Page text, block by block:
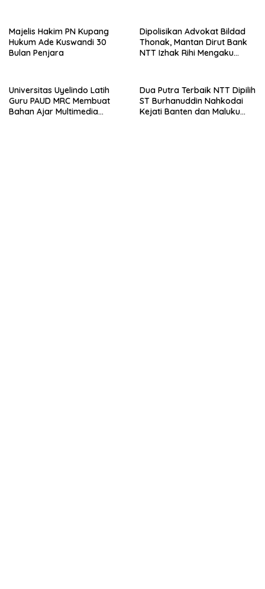
Majelis Hakim PN Kupang
Hukum Ade Kuswandi 30
Bulan Penjara
Dipolisikan Advokat Bildad
Thonak, Mantan Dirut Bank
NTT Izhak Rihi Mengaku
Universitas Uyelindo Latih
Guru PAUD MRC Membuat
Bahan Ajar Multimedia
Dua Putra Terbaik NTT Dipilih
ST Burhanuddin Nahkodai
Kejati Banten dan Maluku